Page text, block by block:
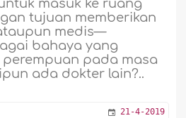
masuk ke ruang
tujuan memberikan
medis—
bahaya yang
pada masa
ada dokter lain?..
21-4-2019